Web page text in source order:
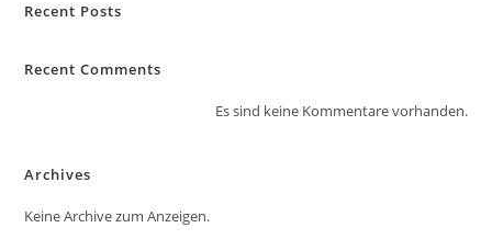
Recent Posts
Recent Comments
Es sind keine Kommentare vorhanden.
Archives
Keine Archive zum Anzeigen.